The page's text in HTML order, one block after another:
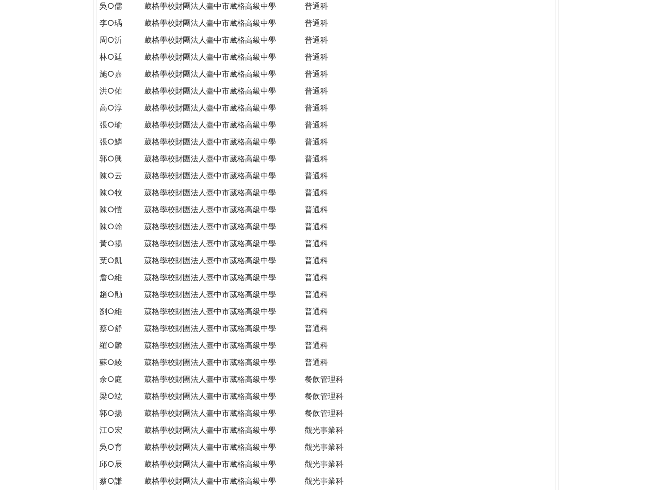
吳○儒
葳格學校財團法人臺中市葳格高級中學
普通科
李○瑀
葳格學校財團法人臺中市葳格高級中學
普通科
周○沂
葳格學校財團法人臺中市葳格高級中學
普通科
林○廷
葳格學校財團法人臺中市葳格高級中學
普通科
施○嘉
葳格學校財團法人臺中市葳格高級中學
普通科
洪○佑
葳格學校財團法人臺中市葳格高級中學
普通科
高○淳
葳格學校財團法人臺中市葳格高級中學
普通科
張○瑜
葳格學校財團法人臺中市葳格高級中學
普通科
張○鱗
葳格學校財團法人臺中市葳格高級中學
普通科
郭○興
葳格學校財團法人臺中市葳格高級中學
普通科
陳○云
葳格學校財團法人臺中市葳格高級中學
普通科
陳○牧
葳格學校財團法人臺中市葳格高級中學
普通科
陳○愷
葳格學校財團法人臺中市葳格高級中學
普通科
陳○翰
葳格學校財團法人臺中市葳格高級中學
普通科
黃○揚
葳格學校財團法人臺中市葳格高級中學
普通科
葉○凱
葳格學校財團法人臺中市葳格高級中學
普通科
詹○維
葳格學校財團法人臺中市葳格高級中學
普通科
趙○勛
葳格學校財團法人臺中市葳格高級中學
普通科
劉○維
葳格學校財團法人臺中市葳格高級中學
普通科
蔡○舒
葳格學校財團法人臺中市葳格高級中學
普通科
羅○麟
葳格學校財團法人臺中市葳格高級中學
普通科
蘇○綾
葳格學校財團法人臺中市葳格高級中學
普通科
余○庭
葳格學校財團法人臺中市葳格高級中學
餐飲管理科
梁○竑
葳格學校財團法人臺中市葳格高級中學
餐飲管理科
郭○揚
葳格學校財團法人臺中市葳格高級中學
餐飲管理科
江○宏
葳格學校財團法人臺中市葳格高級中學
觀光事業科
吳○育
葳格學校財團法人臺中市葳格高級中學
觀光事業科
邱○辰
葳格學校財團法人臺中市葳格高級中學
觀光事業科
蔡○謙
葳格學校財團法人臺中市葳格高級中學
觀光事業科